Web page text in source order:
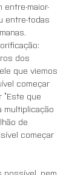
entre-maior-
entre-todas
dos
que viemos
começar
que
multiplicação
de
começar
possível, nem